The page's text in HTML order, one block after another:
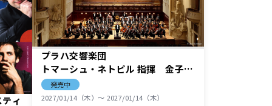
ィ
プラハ交響楽団
トマーシュ・ネトピル 指揮 金子三
勇士 ピアノ
【第44回名古屋クラシックフェステ
発売中
2027/01/14（木）〜 2027/01/14（木）